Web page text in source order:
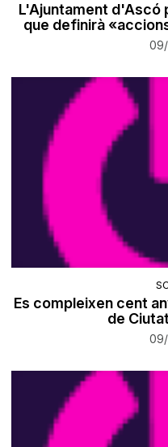
L'Ajuntament d'Ascó
que definirà
​Es compleixen cent
de